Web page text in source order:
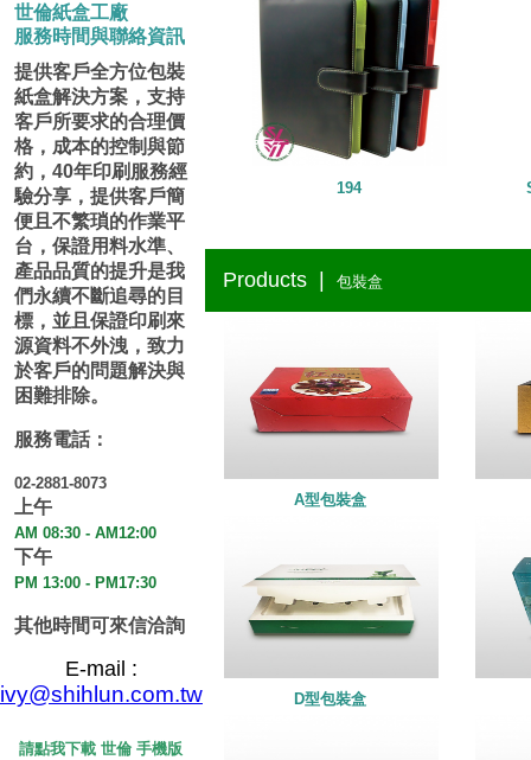
世倫紙盒工廠
服務時間與聯絡資訊
提供客戶全方位包裝
紙盒解決方案，支持
客戶所要求的合理價
格，成本的控制與節
約，40年印刷服務經
驗分享，提供客戶簡
便且不繁瑣的作業平
台，保證用料水準、
產品品質的提升是我
們永續不斷追尋的目
標，並且保證印刷來
源資料不外洩，致力
於客戶的問題解決與
困難排除。
服務電話：
02-2881-8073
上午
AM 08:30 - AM12:00
下午
PM 13:00 - PM17:30
其他時間可來信洽詢
E-mail :
ivy@shihlun.com.tw
請點我下載 世倫 手機版
194
Products | 包裝盒
A型包裝盒
D型包裝盒